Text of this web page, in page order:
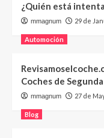
¿Quién está
mmagnum 29 de
Automoción
Coches de
mmagnum 27 de
Blog